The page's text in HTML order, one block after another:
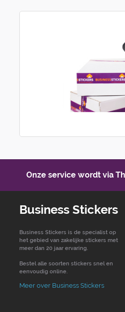
Onze service wordt via
Business Stickers
Business Stickers is de specialist op
het gebied van zakelijke stickers met
meer dan 20 jaar ervaring.
Bestel alle soorten stickers snel en
eenvoudig online.
Meer over Business Stickers